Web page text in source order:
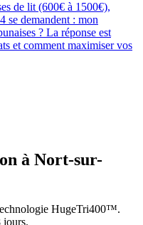
de lit (600€ à 1500€),
se demandent : mon
? La réponse est
et comment maximiser vos
à Nort-sur-
HugeTri400™.
jours.